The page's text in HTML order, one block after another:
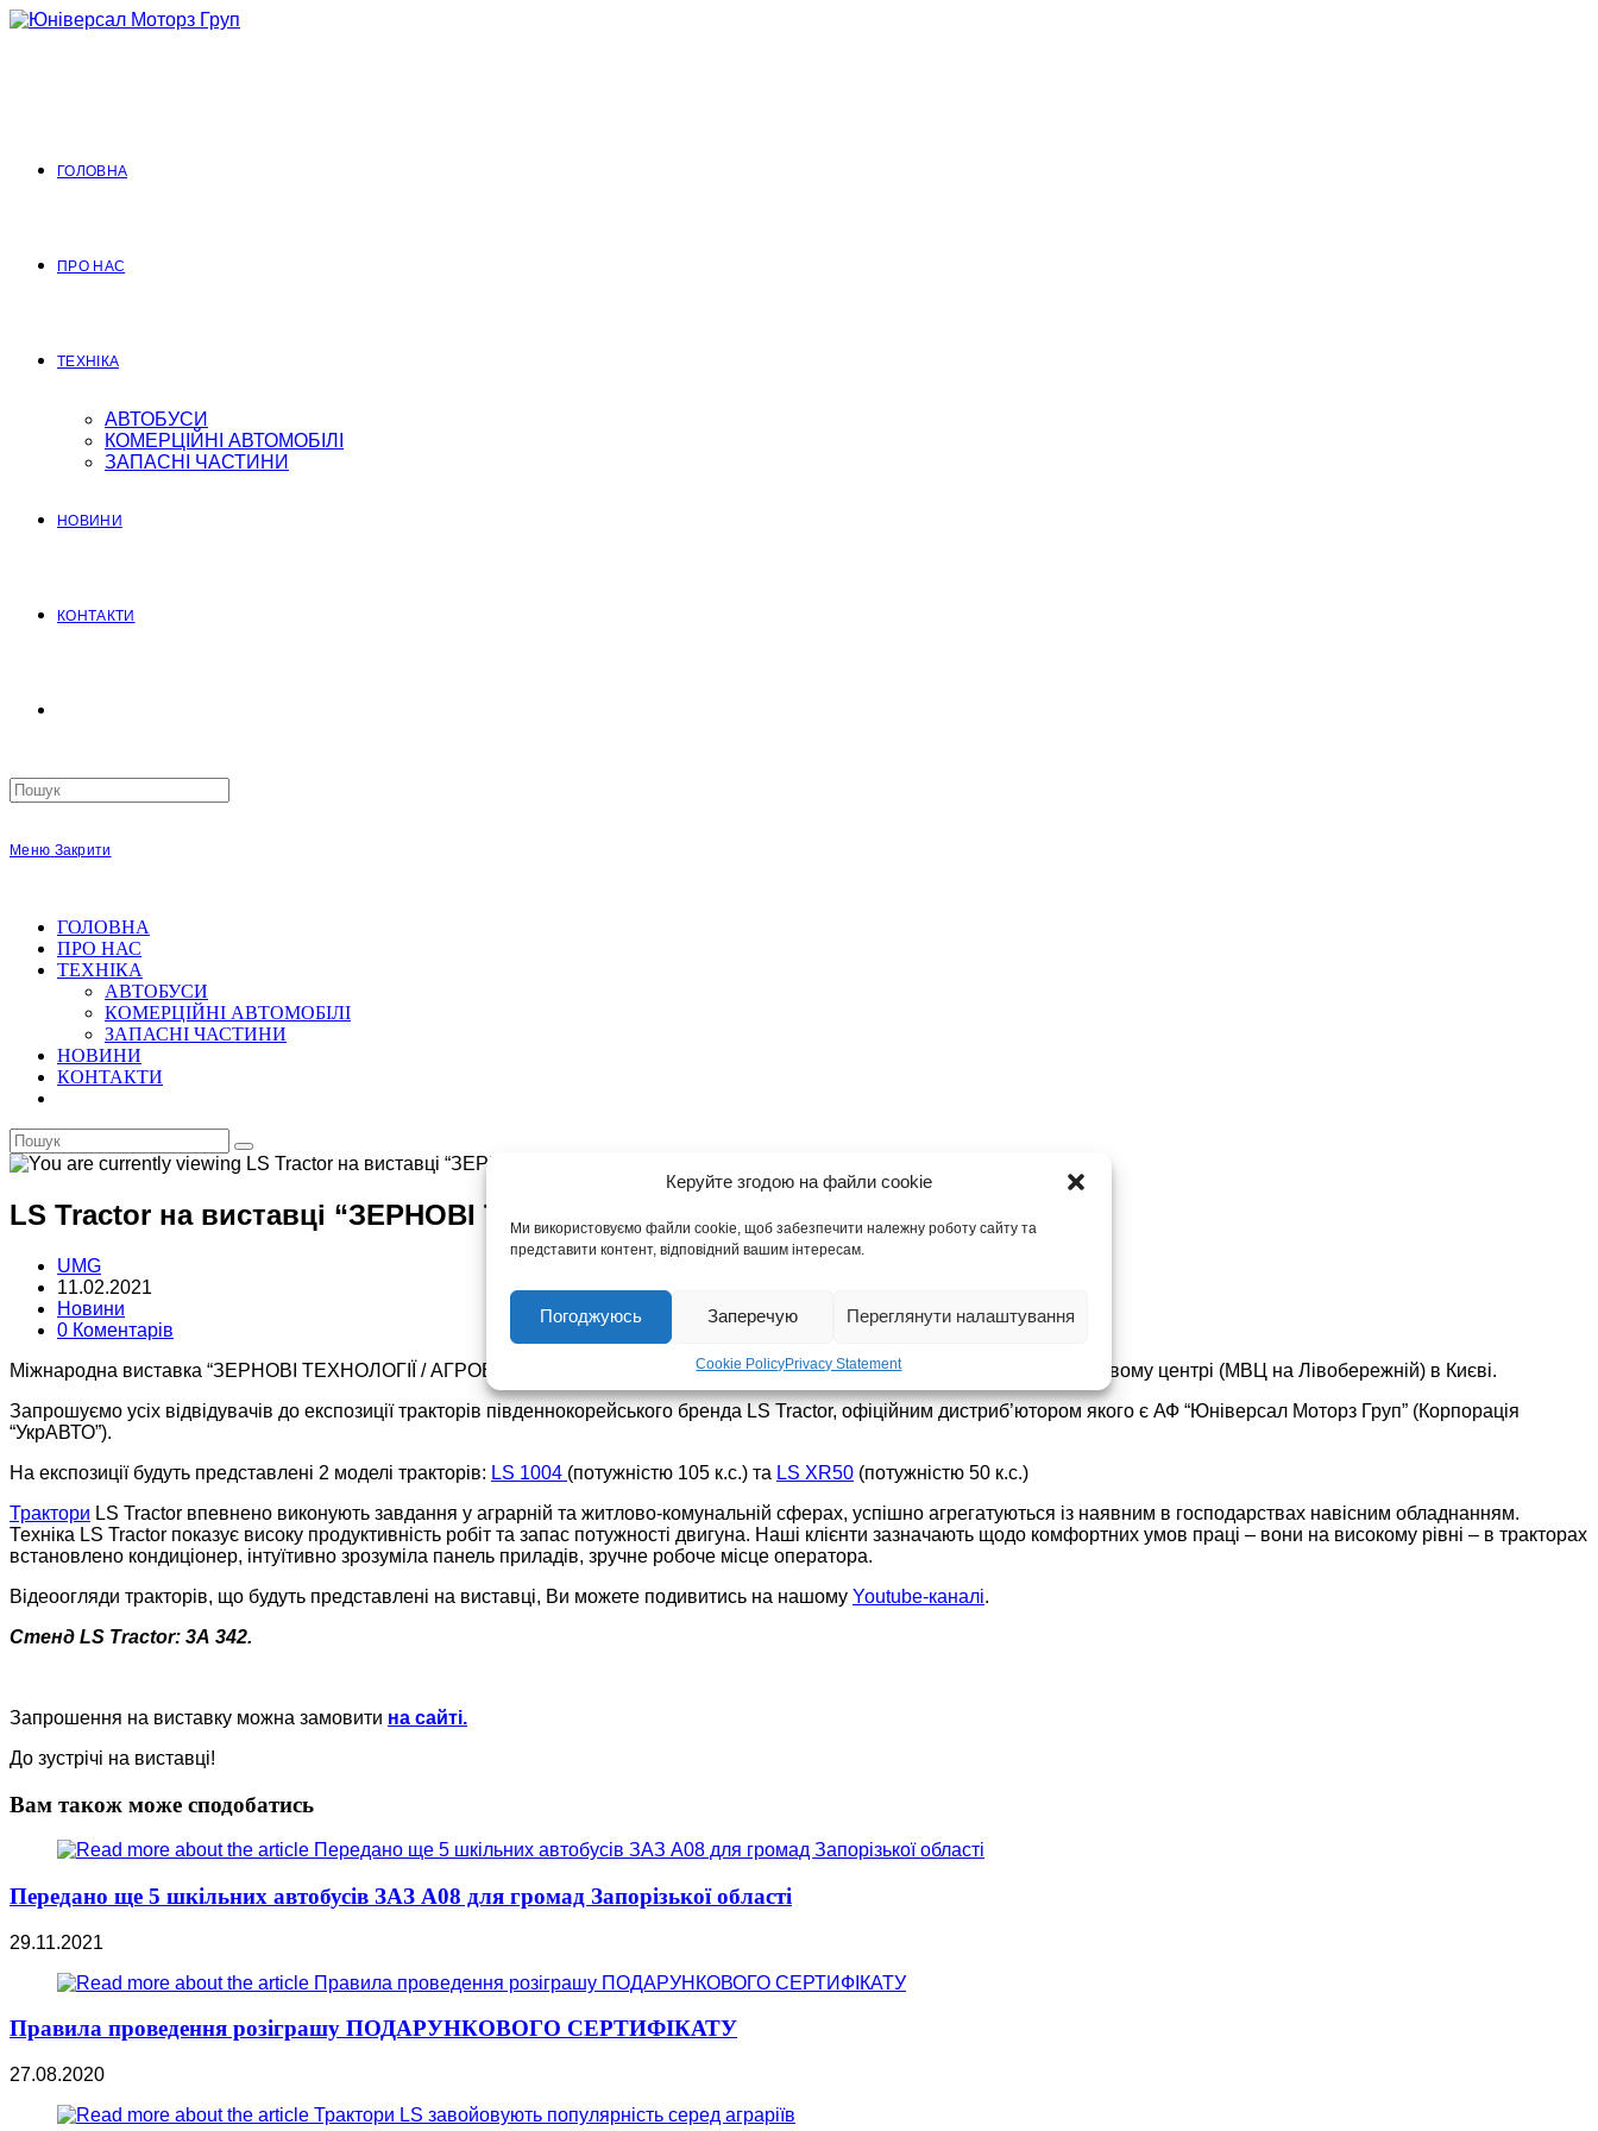
Керуйте згодою на файли cookie
Ми використовуємо файли cookie, щоб забезпечити належну роботу сайту та
представити контент, відповідний вашим інтересам.
Погоджуюсь Заперечую Переглянути налаштування
Cookie PolicyPrivacy Statement
Перейти
ГОЛОВНА
ПРО НАС
ТЕХНІКА
АВТОБУСИ
КОМЕРЦІЙНІ АВТОМОБІЛІ
ЗАПАСНІ ЧАСТИНИ
НОВИНИ
КОНТАКТИ
Search
this
Меню Закрити
ГОЛОВНА
ПРО НАС
ТЕХНІКА
АВТОБУСИ
КОМЕРЦІЙНІ АВТОМОБІЛІ
ЗАПАСНІ ЧАСТИНИ
НОВИНИ
КОНТАКТИ
LS Tractor на виставці “ЗЕРНОВІ ТЕХНОЛОГІЇ-2021”
Автор
запису:
UMG
Запис
опубліковано:
11.02.2021
Категорія
запису:
Новини
Коментарі
0 Коментарів
Міжнародна виставка “ЗЕРНОВІ ТЕХНОЛОГІЇ / АГРОВЕСНА” відбудеться 16-18 лютого 2021 року у Міжнародному виставковому центрі (МВЦ на Лівобережній) в Києві.
Запрошуємо усіх відвідувачів до експозиції тракторів південнокорейського бренда LS Tractor, офіційним дистриб’ютором якого є АФ “Юніверсал Моторз Груп” (Корпорація
“УкрАВТО”).
На експозиції будуть представлені 2 моделі тракторів: LS 1004 (потужністю 105 к.с.) та LS XR50 (потужністю 50 к.с.)
Трактори LS Tractor впевнено виконують завдання у аграрній та житлово-комунальній сферах, успішно агрегатуються із наявним в господарствах навісним обладнанням.
Техніка LS Tractor показує високу продуктивність робіт та запас потужності двигуна. Наші клієнти зазначають щодо комфортних умов праці – вони на високому рівні – в тракторах
встановлено кондиціонер, інтуїтивно зрозуміла панель приладів, зручне робоче місце оператора.
Відеоогляди тракторів, що будуть представлені на виставці, Ви можете подивитись на нашому Youtube-каналі.
Стенд LS Tractor: 3А 342.
Запрошення на виставку можна замовити на сайті.
До зустрічі на виставці!
Вам також може сподобатись
Передано ще 5 шкільних автобусів ЗАЗ A08 для громад Запорізької області
29.11.2021
Правила проведення розіграшу ПОДАРУНКОВОГО СЕРТИФІКАТУ
27.08.2020